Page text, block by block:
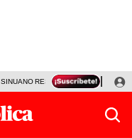
SINUANO RESULTADOS HOY